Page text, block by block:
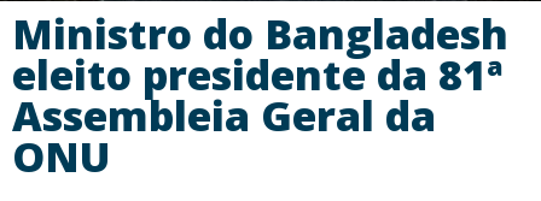
Ministro do Bangladesh
eleito presidente da 81ª
Assembleia Geral da
ONU